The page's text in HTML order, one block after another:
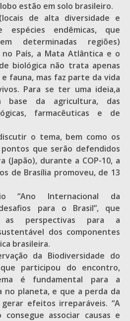
estão em solo brasileiro.
de alta diversidade e
espécies endêmicas, que
determinadas regiões)
País, a Mata Atlântica e o
biológica não trata apenas
fauna, mas faz parte da vida
Para se ter uma ideia,a
base da agricultura, das
farmacêuticas e de
o tema, bem como os
que serão defendidos
(Japão), durante a COP-10, a
de Brasília promoveu, de 13
“Ano Internacional da
para o Brasil”, que
as perspectivas para a
dos componentes
brasileira.
da Biodiversidade do
participou do encontro,
é fundamental para a
no planeta, e que a perda da
efeitos irreparáveis. “A
consegue associar causas e